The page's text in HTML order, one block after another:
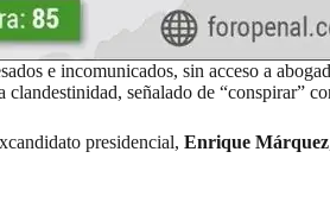
e incomunicados, sin acceso a
clandestinidad, señalado de “conspirar”
presidencial, Enrique Márquez